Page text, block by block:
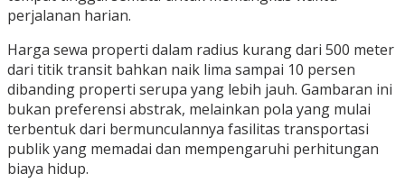
perjalanan harian.
Harga sewa properti dalam radius kurang dari 500 meter
dari titik transit bahkan naik lima sampai 10 persen
dibanding properti serupa yang lebih jauh. Gambaran ini
bukan preferensi abstrak, melainkan pola yang mulai
terbentuk dari bermunculannya fasilitas transportasi
publik yang memadai dan mempengaruhi perhitungan
biaya hidup.